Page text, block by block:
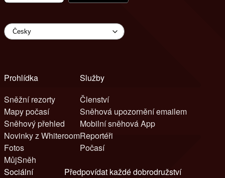
Prohlídka
Sněžní rezorty
Mapy počasí
Sněhový přehled
Novinky z Whiteroom
Fotos
MůjSněh
Služby
Členství
Sněhová upozornění emailem
Mobilní sněhová App
Reportéři
Počasí
Sociální
Předpovídat každé dobrodružství